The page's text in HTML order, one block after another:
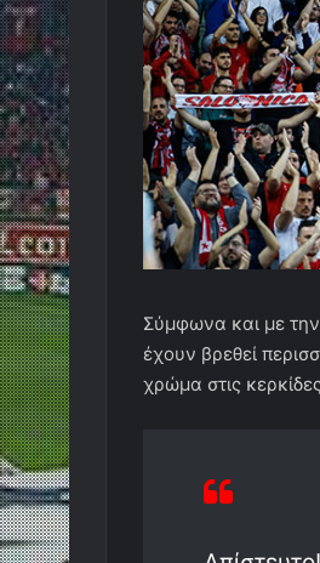
Σύμφωνα και με
έχουν βρεθεί
χρώμα στις